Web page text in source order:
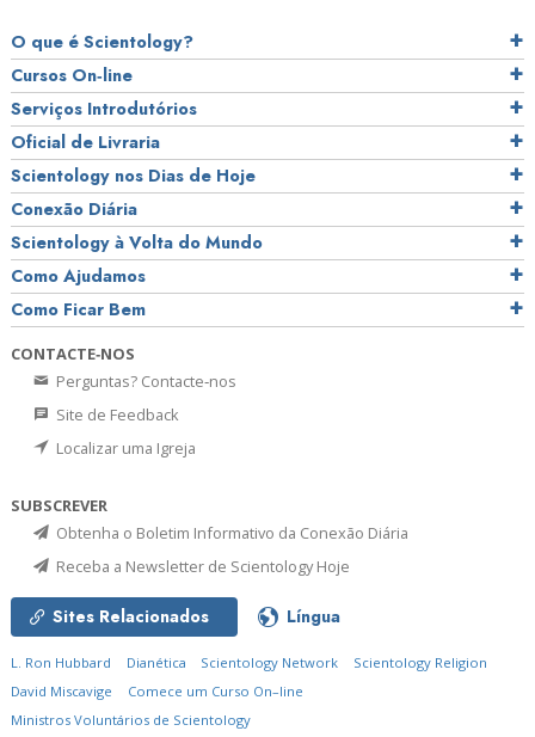
O que é Scientology?
Cursos On‑line
Serviços Introdutórios
Oficial de Livraria
Scientology nos Dias de Hoje
Conexão Diária
Scientology à Volta do Mundo
Como Ajudamos
Como Ficar Bem
CONTACTE‑NOS
Perguntas? Contacte‑nos
Site de Feedback
Localizar uma Igreja
SUBSCREVER
Obtenha o Boletim Informativo da Conexão Diária
Receba a Newsletter de Scientology Hoje
Sites Relacionados Língua
L. Ron Hubbard Dianética Scientology Network
Scientology Religion
David Miscavige
Comece um Curso On–line
Ministros Voluntários de Scientology